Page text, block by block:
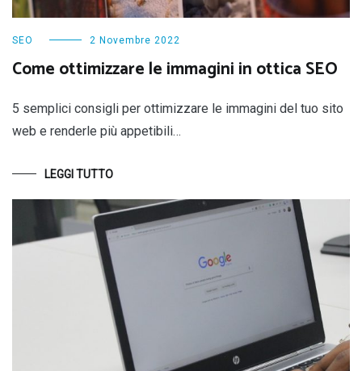
SEO 2 Novembre 2022
Come ottimizzare le immagini in ottica SEO
5 semplici consigli per ottimizzare le immagini del tuo sito
web e renderle più appetibili…
LEGGI TUTTO